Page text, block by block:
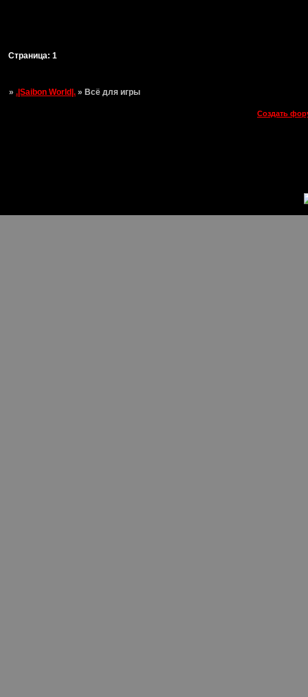
Страница:1
».|Saibon World|. »Всё для игры
Создать